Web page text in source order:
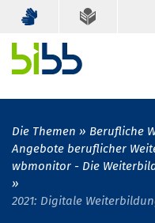
Die Themen
Berufliche
Angebote beruflicher
wbmonitor - Die
2021: Digitale